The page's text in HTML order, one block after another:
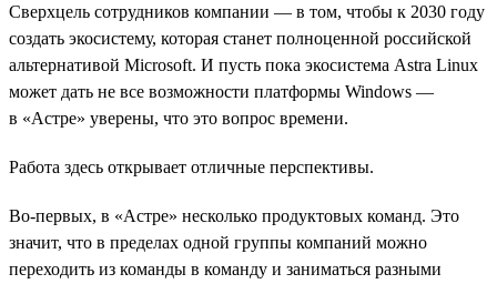
Сверхцель сотрудников компании — в том, чтобы к 2030 году
создать экосистему, которая станет полноценной российской
альтернативой Microsoft. И пусть пока экосистема Astra Linux
может дать не все возможности платформы Windows —
в «Астре» уверены, что это вопрос времени.
Работа здесь открывает отличные перспективы.
Во-первых, в «Астре» несколько продуктовых команд. Это
значит, что в пределах одной группы компаний можно
переходить из команды в команду и заниматься разными